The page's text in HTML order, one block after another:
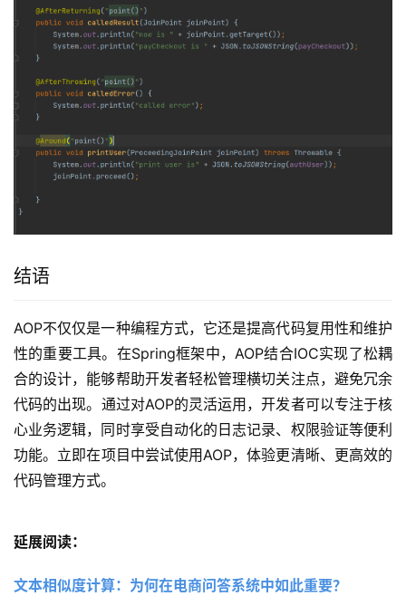
结语
AOP不仅仅是一种编程方式，它还是提高代码复用性和维护
性的重要工具。在Spring框架中，AOP结合IOC实现了松耦
合的设计，能够帮助开发者轻松管理横切关注点，避免冗余
代码的出现。通过对AOP的灵活运用，开发者可以专注于核
心业务逻辑，同时享受自动化的日志记录、权限验证等便利
功能。立即在项目中尝试使用AOP，体验更清晰、更高效的
代码管理方式。
延展阅读：
文本相似度计算：为何在电商问答系统中如此重要？